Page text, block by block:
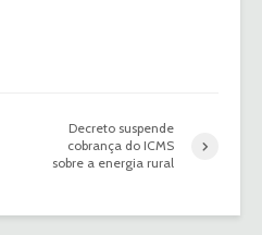
Decreto suspende
cobrança do ICMS
sobre a energia rural